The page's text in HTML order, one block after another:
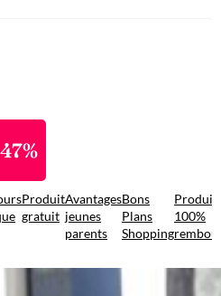
Produit
gratuit
Avantages
jeunes
parents
Bons
Plans
Shopping
Produit
100%